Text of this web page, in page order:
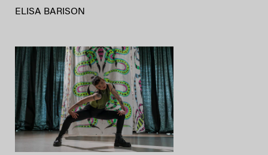
ELISA BARISON